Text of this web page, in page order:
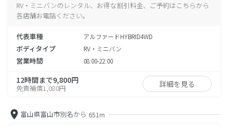
RV・ミニバンのレンタル、お得な割引料金、ご予約はこちらから
各店舗お電話ください。
代表車種 アルファードHYBRID4WD
ボディタイプ RV・ミニバン
営業時間 08:00-22:00
12時間まで9,800円
免責補償1,080円 詳細を見る
富山県富山市別名から 651m